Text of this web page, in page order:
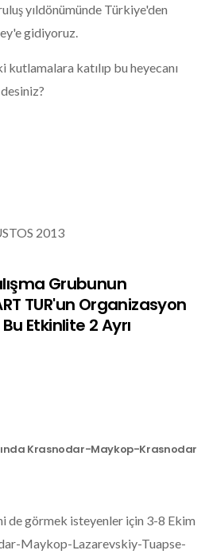
yıldönümünde Türkiye'den
gidiyoruz.
katılıp bu heyecanı
2013
Grubunun
TUR'un Organizasyon
Etkinlite 2 Ayrı
Krasnodar-Maykop-Krasnodar
de görmek isteyenler için 3-8 Ekim
Maykop-Lazarevskiy-Tuapse-